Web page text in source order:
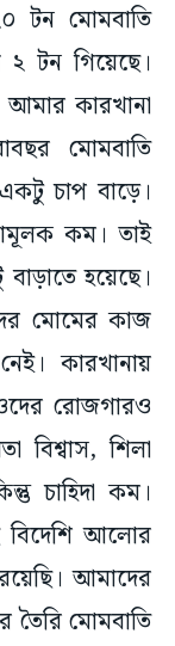
টন মোমবাতি
২ টন গিয়েছে।
কারখানা
মোমবাতি
চাপ বাড়ে।
কম। তাই
হয়েছে।
মোমের কাজ
কারখানায়
রোজগারও
বিশ্বাস, শিলা
চাহিদা কম।
বিদেশি আলোর
আমাদের
তৈরি মোমবাতি